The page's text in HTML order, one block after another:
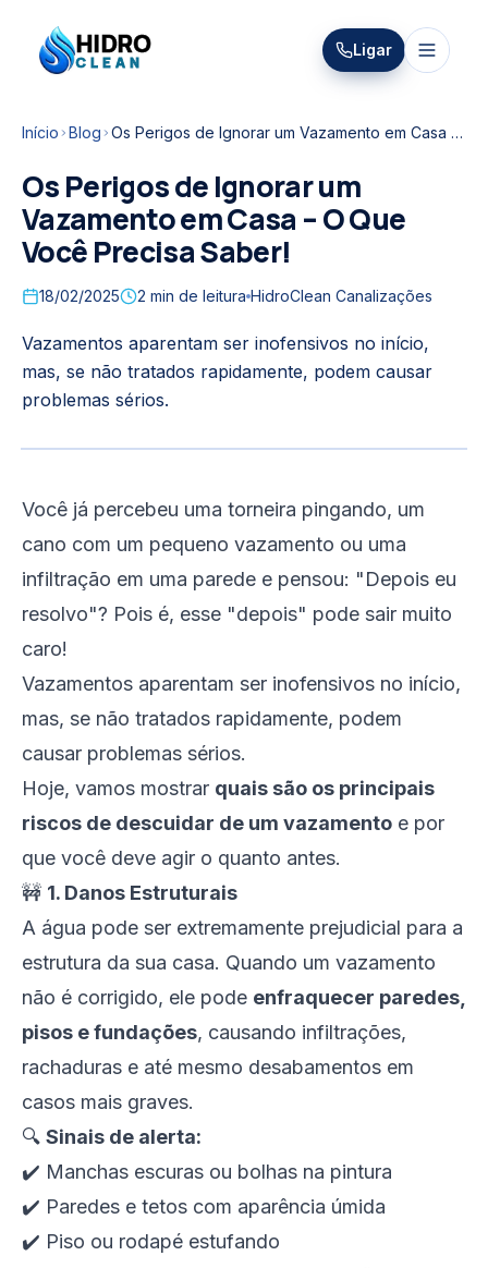
HIDRO
CLEAN
HidroClean Canalizações
Ligar
Início Blog Os Perigos de Ignorar um Vazamento em Casa – O Que Você Precisa Saber!
Os Perigos de Ignorar um
Vazamento em Casa – O Que
Você Precisa Saber!
18/02/2025 2 min de leitura HidroClean Canalizações
Vazamentos aparentam ser inofensivos no início,
mas, se não tratados rapidamente, podem causar
problemas sérios.
Você já percebeu uma torneira pingando, um
cano com um pequeno vazamento ou uma
infiltração em uma parede e pensou: "Depois eu
resolvo"? Pois é, esse "depois" pode sair muito
caro!
Vazamentos aparentam ser inofensivos no início,
mas, se não tratados rapidamente, podem
causar problemas sérios.
Hoje, vamos mostrar quais são os principais
riscos de descuidar de um vazamento e por
que você deve agir o quanto antes.
🚧 1. Danos Estruturais
A água pode ser extremamente prejudicial para a
estrutura da sua casa. Quando um vazamento
não é corrigido, ele pode enfraquecer paredes,
pisos e fundações, causando infiltrações,
rachaduras e até mesmo desabamentos em
casos mais graves.
🔍 Sinais de alerta:
✔️ Manchas escuras ou bolhas na pintura
✔️ Paredes e tetos com aparência úmida
✔️ Piso ou rodapé estufando